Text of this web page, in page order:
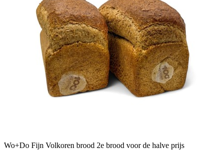
Wo+Do Fijn Volkoren brood 2e brood voor de halve prijs